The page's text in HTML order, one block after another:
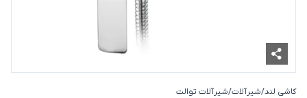
کاشی لند/شیرآلات/شیرآلات توالت